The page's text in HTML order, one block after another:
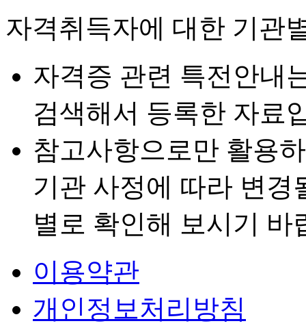
자격취득자에 대한 기관
자격증 관련 특전안내
검색해서 등록한 자료
참고사항으로만 활용
기관 사정에 따라 변경
별로 확인해 보시기 바
이용약관
개인정보처리방침